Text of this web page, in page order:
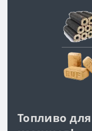
Топливо